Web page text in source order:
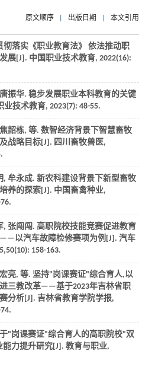
原文顺序 出版日期 本文引用
彻落实《职业教育法》 依法推动职
展[J]. 中国职业技术教育, 2022(16):
振华. 稳步发展职业本科教育的关键
业技术教育, 2023(7): 48-55.
韶栋, 等. 数智经济背景下智慧畜牧
战略目标[J]. 四川畜牧兽医,
, 牟永成. 新农科建设背景下新型畜牧
养的探索[J]. 中国畜禽种业,
, 张闯闯. 高职院校技能竞赛促进教育
以汽车故障检修赛项为例[J]. 汽车
,50(10): 158-163.
亮, 等. 坚持"岗课赛证"综合育人,以
三教改革——基于2023年吉林省职
分析[J]. 吉林省教育学院学报,
"岗课赛证"综合育人的高职院校"双
能力提升研究[J]. 教育与职业,